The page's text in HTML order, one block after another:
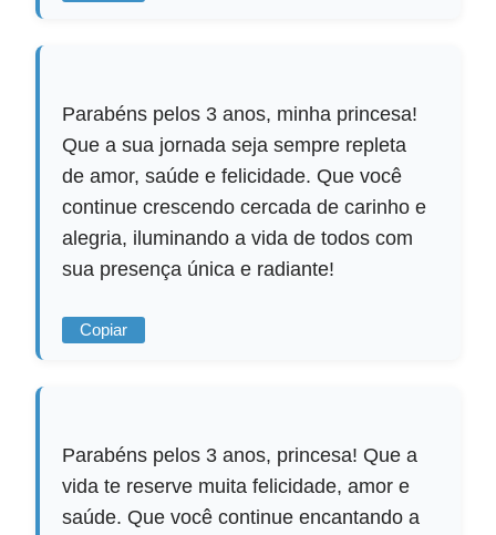
Parabéns pelos 3 anos, minha princesa!
Que a sua jornada seja sempre repleta
de amor, saúde e felicidade. Que você
continue crescendo cercada de carinho e
alegria, iluminando a vida de todos com
sua presença única e radiante!
Copiar
Parabéns pelos 3 anos, princesa! Que a
vida te reserve muita felicidade, amor e
saúde. Que você continue encantando a